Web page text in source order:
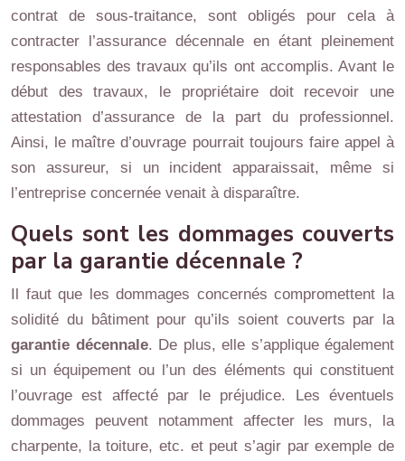
contrat de sous-traitance, sont obligés pour cela à
contracter l’assurance décennale en étant pleinement
responsables des travaux qu’ils ont accomplis. Avant le
début des travaux, le propriétaire doit recevoir une
attestation d’assurance de la part du professionnel.
Ainsi, le maître d’ouvrage pourrait toujours faire appel à
son assureur, si un incident apparaissait, même si
l’entreprise concernée venait à disparaître.
Quels sont les dommages couverts
par la garantie décennale ?
Il faut que les dommages concernés compromettent la
solidité du bâtiment pour qu’ils soient couverts par la
garantie décennale. De plus, elle s’applique également
si un équipement ou l’un des éléments qui constituent
l’ouvrage est affecté par le préjudice. Les éventuels
dommages peuvent notamment affecter les murs, la
charpente, la toiture, etc. et peut s’agir par exemple de